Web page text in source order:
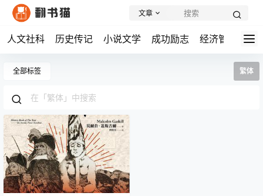
人文社科 历史传记 小说文学 成功励志 经济管理 学
文章
全部标签 繁体